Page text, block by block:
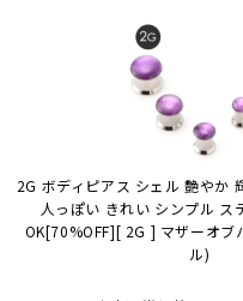
2G ボディピアス シェル 艶やか
人っぽい きれい シンプル ス
OK[70%OFF][ 2G ] マザーオブ
ル)